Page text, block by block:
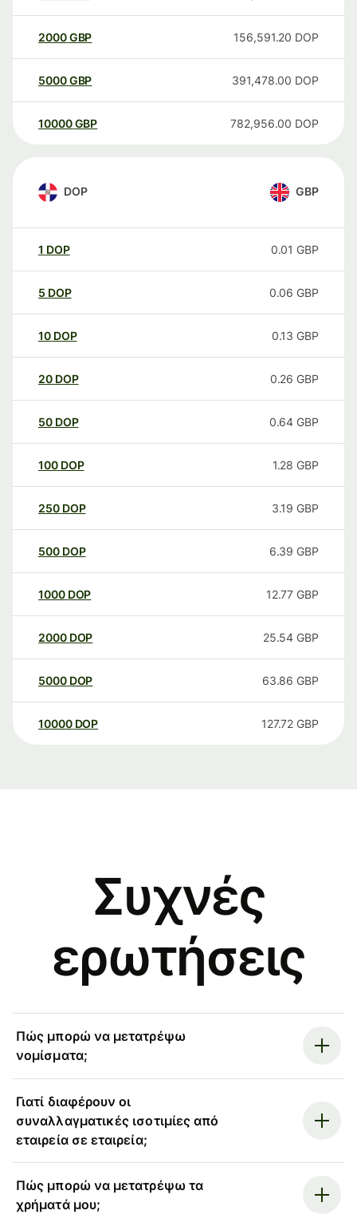
2000GBP 156,591.20 DOP
5000GBP 391,478.00 DOP
10000 GBP 782,956.00 DOP
DOP GBP
1 DOP 0.01 GBP
5 DOP 0.06 GBP
10 DOP 0.13 GBP
20 DOP 0.26 GBP
50 DOP 0.64 GBP
100 DOP 1.28 GBP
250 DOP 3.19 GBP
500 DOP 6.39 GBP
1000 DOP 12.77 GBP
2000 DOP 25.54 GBP
5000 DOP 63.86 GBP
10000 DOP 127.72 GBP
Συχνές
ερωτήσεις
Πώς μπορώ να μετατρέψω
νομίσματα;
Γιατί διαφέρουν οι
συναλλαγματικές ισοτιμίες από
εταιρεία σε εταιρεία;
Πώς μπορώ να μετατρέψω τα
χρήματά μου;